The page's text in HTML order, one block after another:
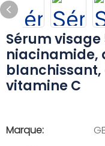
Sérum visage
niacinamide,
vitamine C
Marque: